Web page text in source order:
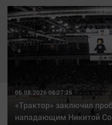
Общество
Политика
Культура
Спорт
Курилка
Поиск
06.08.2026 08:27:25
«Трактор» заключил
нападающим Никитой